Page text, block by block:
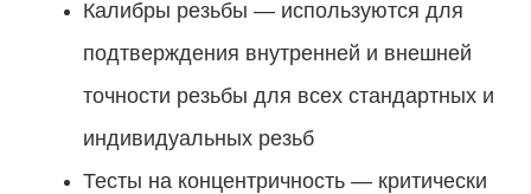
Калибры резьбы — используются для
подтверждения внутренней и внешней
точности резьбы для всех стандартных и
индивидуальных резьб
Тесты на концентричность — критически